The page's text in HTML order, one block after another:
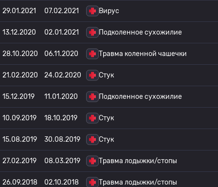
29.01.2021 07.02.2021 Вирус
13.12.2020 02.01.2021 Подколенное сухожилие
28.10.2020 06.11.2020 Травма коленной чашечки
21.02.2020 24.02.2020 Стук
15.12.2019 11.01.2020 Подколенное сухожилие
10.09.2019 18.10.2019 Стук
15.08.2019 30.08.2019 Стук
27.02.2019 08.03.2019 Травма лодыжки/стопы
26.09.2018 02.10.2018 Травма лодыжки/стопы